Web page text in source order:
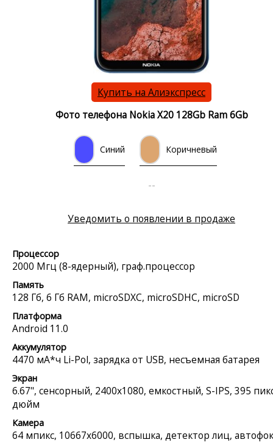
Купить на Алиэкспресс
Фото телефона Nokia X20 128Gb Ram 6Gb
Синий Коричневый
--
Уведомить о появлении в продаже
Процессор
2000 Мгц (8-ядерный), граф.процессор
Память
128 Гб, 6 Гб RAM, microSDXC, microSDHC, microSD
Платформа
Android 11.0
Аккумулятор
4470 мА*ч Li-Pol, зарядка от USB, несъемная батарея
Экран
6.67", сенсорный, 2400x1080, емкостный, S-IPS, 395
дюйм
Камера
64 мпикс, 10667x6000, вспышка, детектор лиц,